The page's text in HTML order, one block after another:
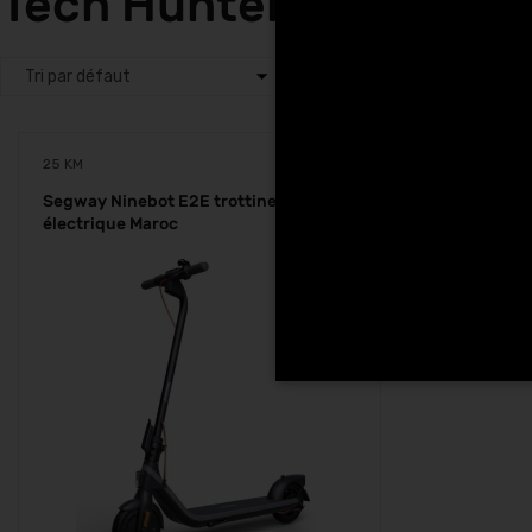
25 KM
Segway Ninebot E2E trottinette
électrique Maroc